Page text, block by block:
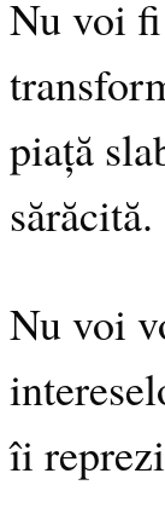
Nu voi
piață
sărăcită.
Nu voi
îi